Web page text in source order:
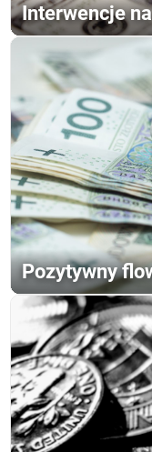
Interwencje
Pozytywny